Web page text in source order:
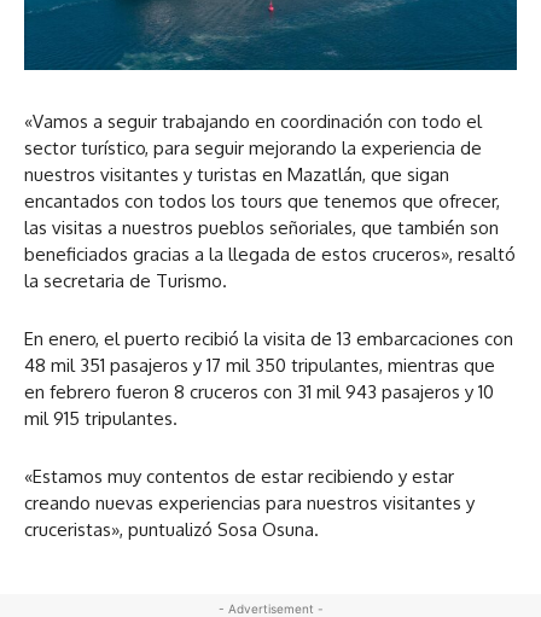
«Vamos a seguir trabajando en coordinación con todo el
sector turístico, para seguir mejorando la experiencia de
nuestros visitantes y turistas en Mazatlán, que sigan
encantados con todos los tours que tenemos que ofrecer,
las visitas a nuestros pueblos señoriales, que también son
beneficiados gracias a la llegada de estos cruceros», resaltó
la secretaria de Turismo.
En enero, el puerto recibió la visita de 13 embarcaciones con
48 mil 351 pasajeros y 17 mil 350 tripulantes, mientras que
en febrero fueron 8 cruceros con 31 mil 943 pasajeros y 10
mil 915 tripulantes.
«Estamos muy contentos de estar recibiendo y estar
creando nuevas experiencias para nuestros visitantes y
cruceristas», puntualizó Sosa Osuna.
- Advertisement -